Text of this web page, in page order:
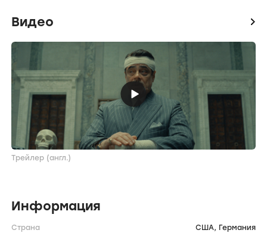
Видео icon
Трейлер (англ.)
Информация
Страна США, Германия